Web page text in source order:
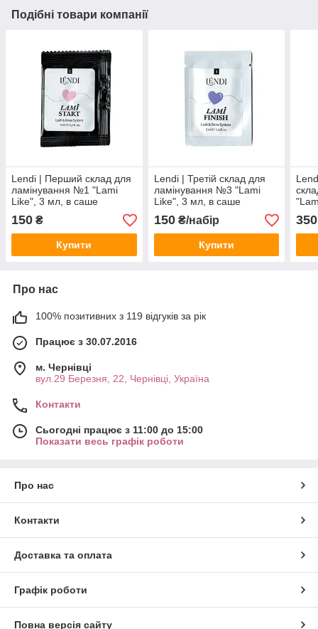
Подібні товари компанії
Lendi | Перший склад для
ламінування №1 "Lami
Like", 3 мл, в саше
150 ₴
Купити
Lendi | Третій склад для
ламінування №3 "Lami
Like", 3 мл, в саше
150₴/набір
Купити
350
Про нас
100% позитивних з 119 відгуків за рік
Працює з 30.07.2016
м. Чернівці
вул.29 Березня, 22, Чернівці, Україна
Контакти
Сьогодні працює з 11:00 до 15:00
Показати весь графік роботи
Про нас
Контакти
Доставка та оплата
Графік роботи
Повна версія сайту